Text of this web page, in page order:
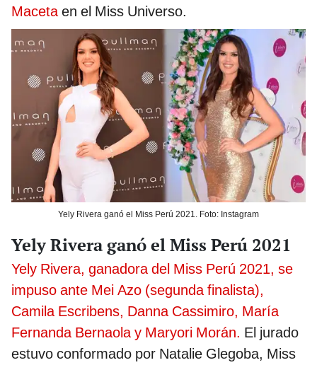
Macetaen el Miss Universo.
Yely Rivera ganó el Miss Perú 2021. Foto: Instagram
Yely Rivera ganó el Miss Perú 2021
Yely Rivera, ganadora del Miss Perú 2021, se
impuso ante Mei Azo (segunda finalista),
Camila Escribens, Danna Cassimiro, María
Fernanda Bernaola y Maryori Morán. El jurado
estuvo conformado por Natalie Glegoba, Miss